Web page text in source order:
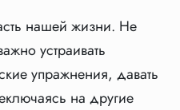
нашей жизни. Не
устраивать
упражнения, давать
на другие